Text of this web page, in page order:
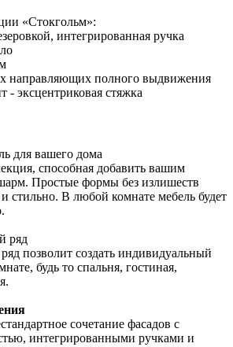
«Стокгольм»:
интегрированная ручка
направляющих полного выдвижения
эксцентриковая стяжка
для вашего дома
способная добавить вашим
Простые формы без излишеств
и стильно. В любой комнате мебель будет
ряд
позволит создать индивидуальный
будь то спальня, гостиная,
сочетание фасадов с
интегрированными ручками и